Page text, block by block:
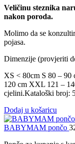
Veličinu steznika
nakon poroda.
Molimo da se
pojasa.
Dimenzije (provjeriti
XS < 80cm S 80 – 90
120 cm XXL 121 –
cjelini.Kataloški broj:
Dodaj u košaricu
BABYMAM pončo